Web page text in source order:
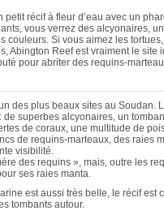
petit récif à fleur d’eau avec un
vous verrez des alcyonaires,
couleurs. Si vous aimez les
Abington Reef est vraiment le site
pour abriter des requins-
des plus beaux sites au Soudan.
de superbes alcyonaires, un
de coraux, une multitude de
de requins-marteaux, des raies
visibilité.
des requins », mais, outre les
ses raies manta.
est aussi très belle, le récif est
tombants autour.